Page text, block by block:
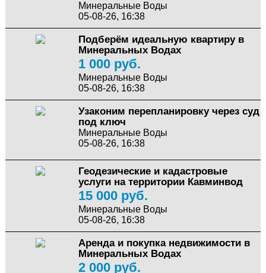
Минеральные Воды
05-08-26, 16:38
Подберём идеальную квартиру в
Минеральных Водах
1 000 руб.
Минеральные Воды
05-08-26, 16:38
Узаконим перепланировку через суд
под ключ
Минеральные Воды
05-08-26, 16:38
Геодезические и кадастровые
услуги на территории Кавминвод
15 000 руб.
Минеральные Воды
05-08-26, 16:38
Аренда и покупка недвижимости в
Минеральных Водах
2 000 руб.